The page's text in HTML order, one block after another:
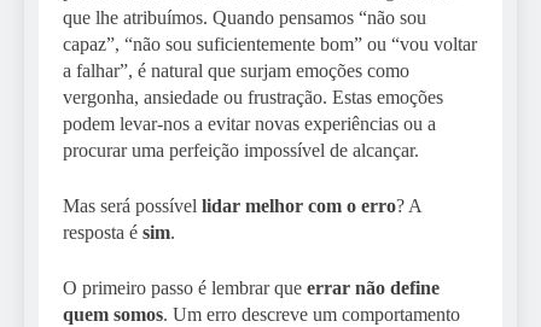
que lhe atribuímos. Quando pensamos “não sou
capaz”, “não sou suficientemente bom” ou “vou voltar
a falhar”, é natural que surjam emoções como
vergonha, ansiedade ou frustração. Estas emoções
podem levar-nos a evitar novas experiências ou a
procurar uma perfeição impossível de alcançar.
Mas será possível lidar melhor com o erro? A
resposta é sim.
O primeiro passo é lembrar que errar não define
quem somos. Um erro descreve um comportamento